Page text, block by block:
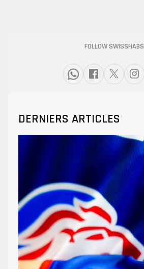
FOLLOW SWISSHABS
DERNIERS ARTICLES